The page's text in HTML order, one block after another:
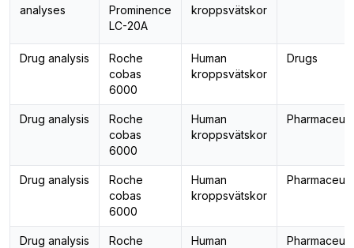
analyses
Prominence
LC-20A
kroppsvätskor
Drug analysis
Roche
cobas
6000
Human
kroppsvätskor
Drugs
Drug analysis
Roche
cobas
6000
Human
kroppsvätskor
Drug analysis
Roche
cobas
6000
Human
kroppsvätskor
Drug analysis
Roche
Human